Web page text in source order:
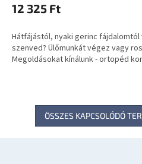
12 325 Ft
Hátfájástól, nyaki gerinc
szenved? Ülőmunkát végez vagy
Megoldásokat kínálunk - ortopéd
ÖSSZES KAPCSOLÓDÓ